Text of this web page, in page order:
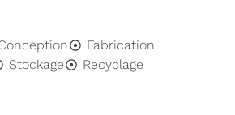
Fabrication
Stockage Recyclage